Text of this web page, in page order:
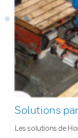
Solutions
Les solutions de